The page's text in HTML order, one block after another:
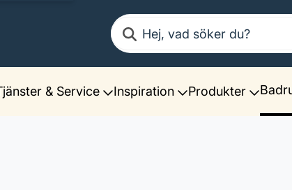
Sök
& Service Inspiration Produkter